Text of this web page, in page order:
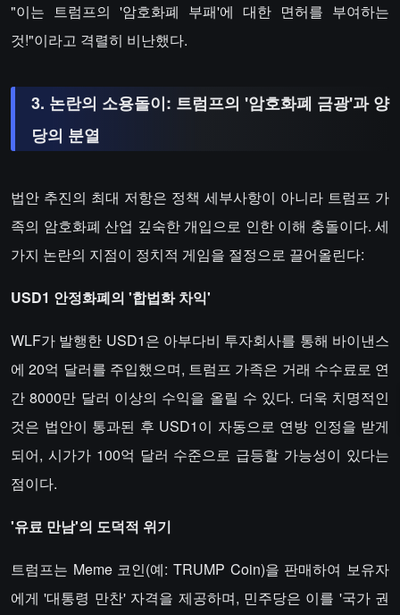
"이는 트럼프의 '암호화폐 부패'에 대한 면허를 부여하는
것!"이라고 격렬히 비난했다.
​​3. 논란의 소용돌이: 트럼프의 '암호화폐 금광'과 양
당의 분열​​
법안 추진의 최대 저항은 정책 세부사항이 아니라 트럼프 가
족의 암호화폐 산업 깊숙한 개입으로 인한 이해 충돌이다. ​​세
가지 논란의 지점이 정치적 게임을 절정으로 끌어올린다:
​​USD1 안정화폐의 '합법화 차익'​​
WLF가 발행한 USD1은 아부다비 투자회사를 통해 바이낸스
에 20억 달러를 주입했으며, 트럼프 가족은 거래 수수료로 연
간 8000만 달러 이상의 수익을 올릴 수 있다. 더욱 치명적인
것은 법안이 통과된 후 USD1이 자동으로 연방 인정을 받게
되어, 시가가 100억 달러 수준으로 급등할 가능성이 있다는
점이다.
​​'유료 만남'의 도덕적 위기​​
트럼프는 Meme 코인(예: TRUMP Coin)을 판매하여 보유자
에게 '대통령 만찬' 자격을 제공하며, 민주당은 이를 '국가 권